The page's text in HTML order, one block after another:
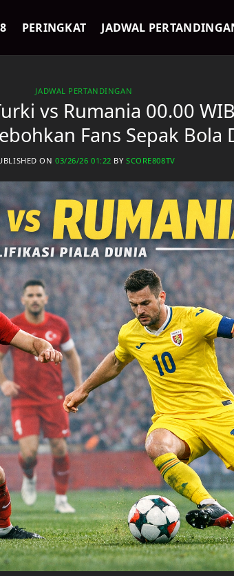
PERINGKAT JADWAL
JADWAL PERTANDINGAN
vs Rumania 00.00
Fans Sepak Bola
ON03/26/26 01:22 BYSCORE808TV